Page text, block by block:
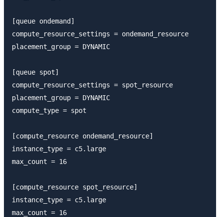
[queue ondemand]
compute_resource_settings = ondemand_resource
placement_group = DYNAMIC
[queue spot]
compute_resource_settings = spot_resource
placement_group = DYNAMIC
compute_type = spot
[compute_resource ondemand_resource]
instance_type = c5.large
max_count = 16
[compute_resource spot_resource]
instance_type = c5.large
max_count = 16